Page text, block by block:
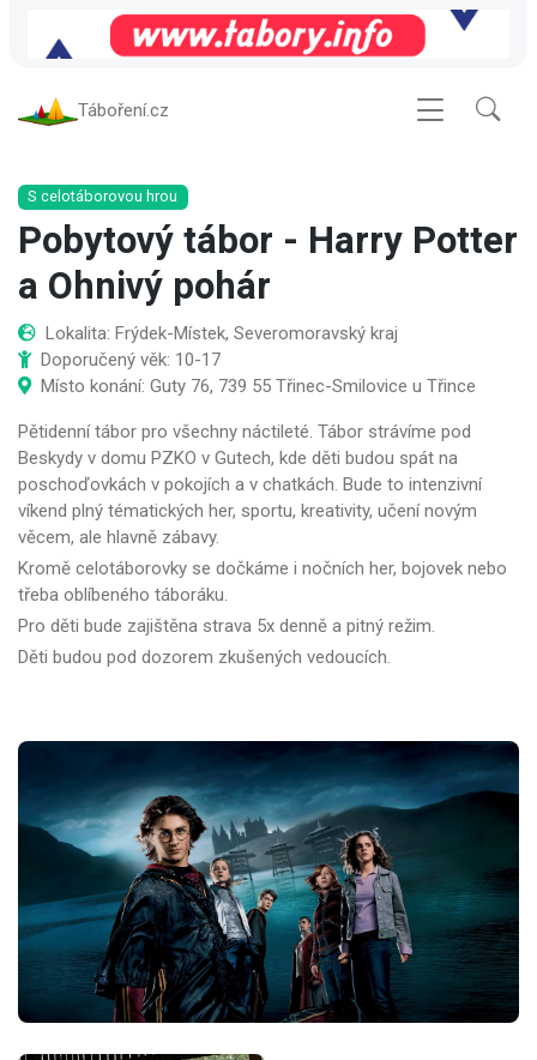
Táboření.cz
S celotáborovou hrou
Pobytový tábor - Harry Potter
a Ohnivý pohár
Lokalita: Frýdek-Místek, Severomoravský kraj
Doporučený věk: 10-17
Místo konání: Guty 76, 739 55 Třinec-Smilovice u Třince
Pětidenní tábor pro všechny náctileté. Tábor strávíme pod
Beskydy v domu PZKO v Gutech, kde děti budou spát na
poschoďovkách v pokojích a v chatkách. Bude to intenzivní
víkend plný tématických her, sportu, kreativity, učení novým
věcem, ale hlavně zábavy.
Kromě celotáborovky se dočkáme i nočních her, bojovek nebo
třeba oblíbeného táboráku.
Pro děti bude zajištěna strava 5x denně a pitný režim.
Děti budou pod dozorem zkušených vedoucích.